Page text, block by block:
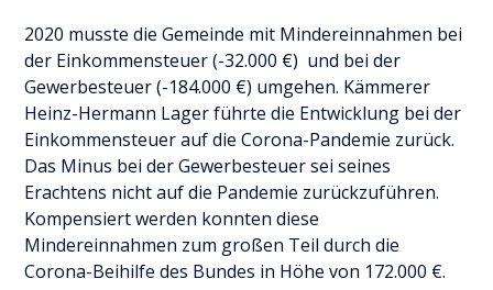
2020 musste die Gemeinde mit Mindereinnahmen bei
der Einkommensteuer (-32.000 €) und bei der
Gewerbesteuer (-184.000 €) umgehen. Kämmerer
Heinz-Hermann Lager führte die Entwicklung bei der
Einkommensteuer auf die Corona-Pandemie zurück.
Das Minus bei der Gewerbesteuer sei seines
Erachtens nicht auf die Pandemie zurückzuführen.
Kompensiert werden konnten diese
Mindereinnahmen zum großen Teil durch die
Corona-Beihilfe des Bundes in Höhe von 172.000 €.